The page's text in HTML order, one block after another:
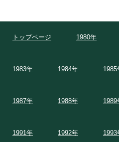
トップページ 1980年
1983年 1984年 1985
1987年 1988年 1989
1991年 1992年 1993